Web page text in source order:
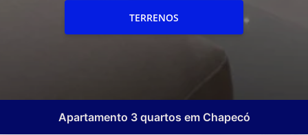
TERRENOS
Apartamento 3 quartos em Chapecó